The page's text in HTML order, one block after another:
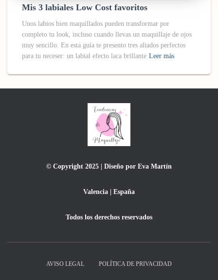
Mis 3 labiales Low Cost favoritos
Unos labios bien maquillados pueden transformar por
completo tu look, incluso cuando llevas un maquillaje de ojos
muy sencillo. En esta guía te presento tres aliados perfectos
para tu neceser: un labial efecto laca brillante Leer más
© Copyright 2025 | Diseño por Eva Martín
Valencia | España
Todos los derechos reservados
AVISO LEGAL POLÍTICA DE PRIVACIDAD